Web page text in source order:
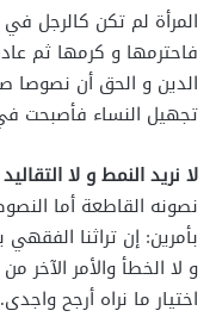
المرأة لم تكن كالرجل في
فاحترمها و كرمها ثم
الدين و الحق أن
تجهيل النساء فأصبحت
لا نريد النمط و لا
نصونه القاطعة أما
بأمرين: إن تراثنا
و لا الخطأ والأمر الآخر
اختيار ما نراه أرجح واجدى.